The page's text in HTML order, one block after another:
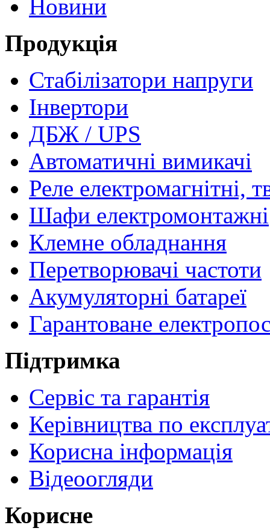
Новини
Продукція
Стабілізатори напруги
Інвертори
ДБЖ / UPS
Автоматичні вимикачі
Реле електромагнітні,
Шафи електромонтажні
Клемне обладнання
Перетворювачі частоти
Акумуляторні батареї
Гарантоване
Підтримка
Сервіс та гарантія
Керівництва по
Корисна інформація
Відеоогляди
Корисне